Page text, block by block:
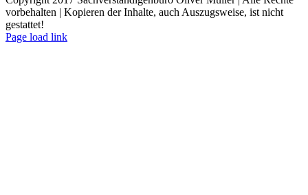
vorbehalten | Kopieren der Inhalte, auch Auszugsweise, ist nicht
gestattet!
Facebook
X
Instagram
LinkedIn
Xing
E-
Page load link